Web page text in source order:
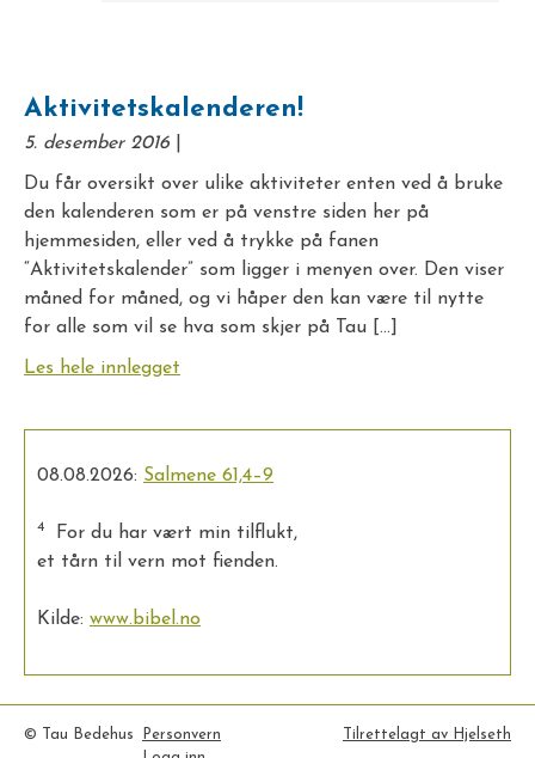
Aktivitetskalenderen!
5. desember 2016
Du får oversikt over ulike aktiviteter enten ved å bruke
den kalenderen som er på venstre siden her på
hjemmesiden, eller ved å trykke på fanen
“Aktivitetskalender” som ligger i menyen over. Den viser
måned for måned, og vi håper den kan være til nytte
for alle som vil se hva som skjer på Tau […]
Les hele innlegget
08.08.2026: Salmene 61,4–9
4
For du har vært min tilflukt,
et tårn til vern mot fienden.
Kilde: www.bibel.no
© Tau Bedehus
Personvern
Tilrettelagt av Hjelseth